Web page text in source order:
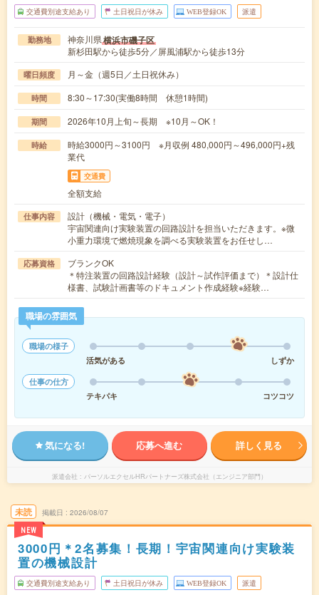
交通費別途支給あり 土日祝日が休み WEB登録OK 派遣
勤務地 神奈川県横浜市磯子区
新杉田駅から徒歩5分／屏風浦駅から徒歩13分
曜日頻度 月～金（週5日／土日祝休み）
時間 8:30～17:30(実働8時間 休憩1時間)
期間 2026年10月上旬～長期 ※10月～OK！
時給
時給3000円～3100円 ※月収例 480,000円～496,000円+残
業代
交通費
全額支給
仕事内容
設計（機械・電気・電子）
宇宙関連向け実験装置の回路設計を担当いただきます。※微
小重力環境で燃焼現象を調べる実験装置をお任せし…
応募資格
ブランクOK
＊特注装置の回路設計経験（設計～試作評価まで）＊設計仕
様書、試験計画書等のドキュメント作成経験※経験…
職場の雰囲気
職場の様子
活気がある
しずか
仕事の仕方
テキパキ
コツコツ
気になる! 応募へ進む 詳しく見る
派遣会社 パーソルエクセルHRパートナーズ株式会社（エンジニア部門）
未読
NEW
掲載日 2026/08/07
3000円＊2名募集！長期！宇宙関連向け実験装
置の機械設計
交通費別途支給あり 土日祝日が休み WEB登録OK 派遣